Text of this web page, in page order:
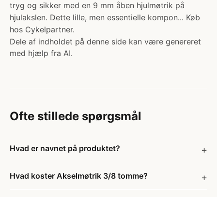
tryg og sikker med en 9 mm åben hjulmøtrik på
hjulakslen. Dette lille, men essentielle kompon... Køb
hos Cykelpartner.
Dele af indholdet på denne side kan være genereret
med hjælp fra AI.
Ofte stillede spørgsmål
Hvad er navnet på produktet?
Hvad koster Akselmøtrik 3/8 tomme?